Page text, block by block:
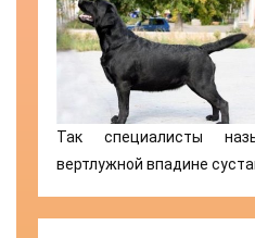
Так специалисты
вертлужной впадине